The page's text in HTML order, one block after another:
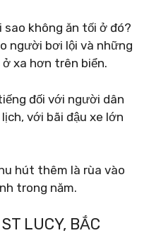
sao không ăn tối ở đó?
người bơi lội và những
xa hơn trên biển.
đối với người dân
với bãi đậu xe lớn
hút thêm là rùa vào
trong năm.
LUCY, BẮC